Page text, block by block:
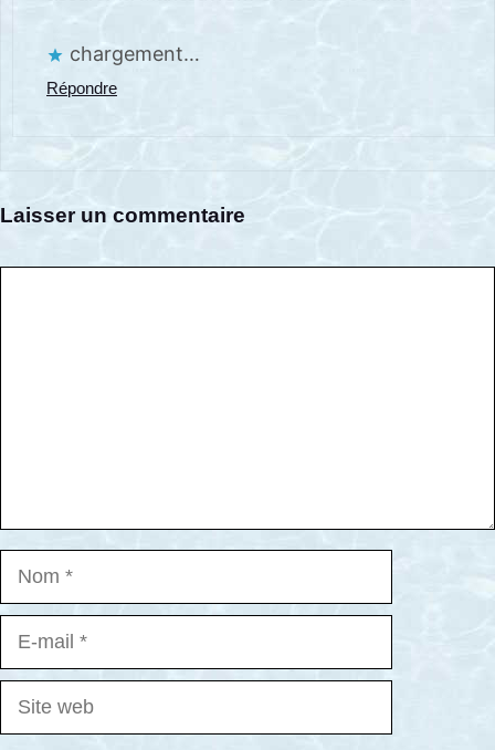
chargement…
Répondre
Laisser un commentaire